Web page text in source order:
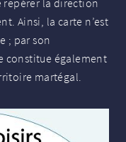
Ainsi, la carte n’est
; par son
constitue également
martégal.